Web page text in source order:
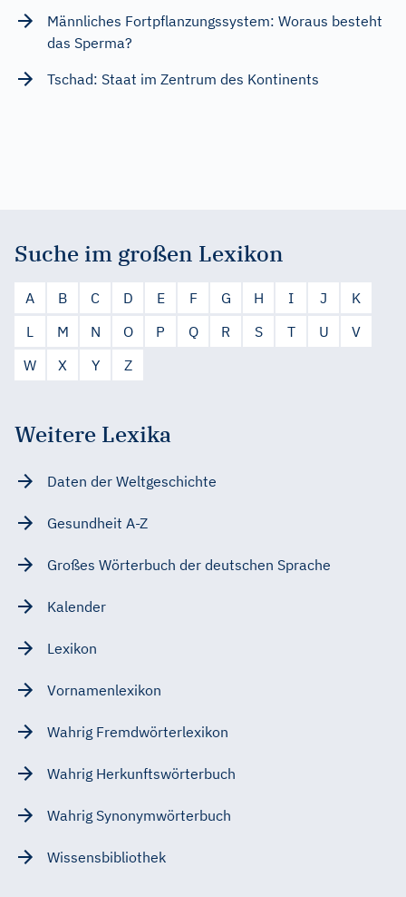
Männliches Fortpflanzungssystem: Woraus besteht
das Sperma?
Tschad: Staat im Zentrum des Kontinents
Suche im großen Lexikon
A B C D E F G H I J
K
L
M N O P Q R S T U
V
W
X Y Z
Weitere Lexika
Daten der Weltgeschichte
Gesundheit A-Z
Großes Wörterbuch der deutschen Sprache
Kalender
Lexikon
Vornamenlexikon
Wahrig Fremdwörterlexikon
Wahrig Herkunftswörterbuch
Wahrig Synonymwörterbuch
Wissensbibliothek